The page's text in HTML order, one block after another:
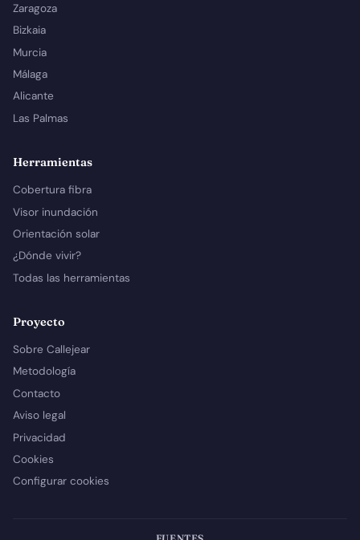
Zaragoza
Bizkaia
Murcia
Málaga
Alicante
Las Palmas
Herramientas
Cobertura fibra
Visor inundación
Orientación solar
¿Dónde vivir?
Todas las herramientas
Proyecto
Sobre Callejear
Metodología
Contacto
Aviso legal
Privacidad
Cookies
Configurar cookies